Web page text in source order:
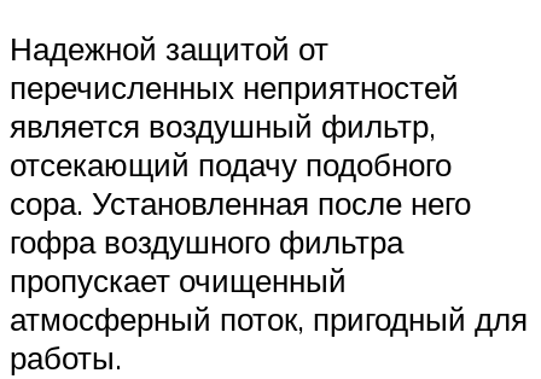
Надежной защитой от
перечисленных неприятностей
является воздушный фильтр,
отсекающий подачу подобного
сора. Установленная после него
гофра воздушного фильтра
пропускает очищенный
атмосферный поток, пригодный для
работы.